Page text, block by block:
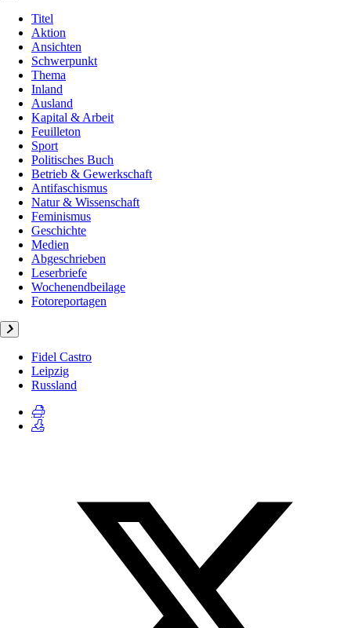
Titel
Aktion
Ansichten
Schwerpunkt
Thema
Inland
Ausland
Kapital & Arbeit
Feuilleton
Sport
Politisches Buch
Betrieb & Gewerkschaft
Antifaschismus
Natur & Wissenschaft
Feminismus
Geschichte
Medien
Abgeschrieben
Leserbriefe
Wochenendbeilage
Fotoreportagen
Fidel Castro
Leipzig
Russland